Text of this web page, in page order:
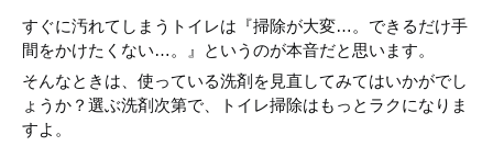
すぐに汚れてしまうトイレは『掃除が大変…。できるだけ手
間をかけたくない…。』というのが本音だと思います。
そんなときは、使っている洗剤を見直してみてはいかがでし
ょうか？選ぶ洗剤次第で、トイレ掃除はもっとラクになりま
すよ。